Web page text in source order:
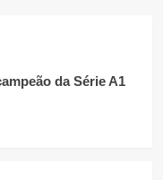
da Série A1